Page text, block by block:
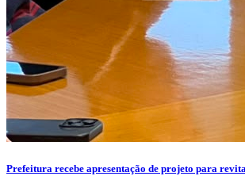
Prefeitura recebe apresentação de projeto para